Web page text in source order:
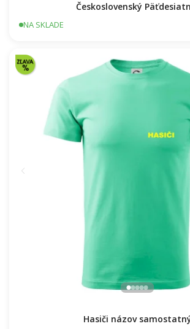
Československý
NA SKLADE
Hasiči názov